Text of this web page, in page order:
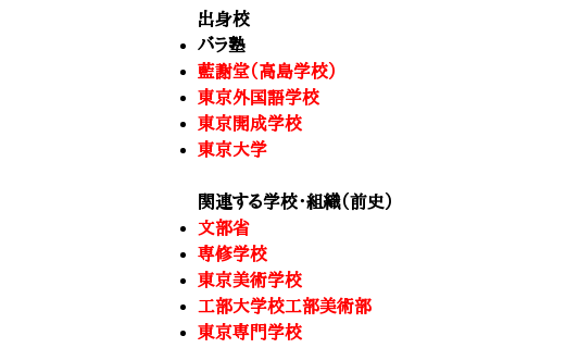
出身校
バラ塾
藍謝堂（高島学校）
東京外国語学校
東京開成学校
東京大学
関連する学校・組織（前史）
文部省
専修学校
東京美術学校
工部大学校工部美術部
東京専門学校